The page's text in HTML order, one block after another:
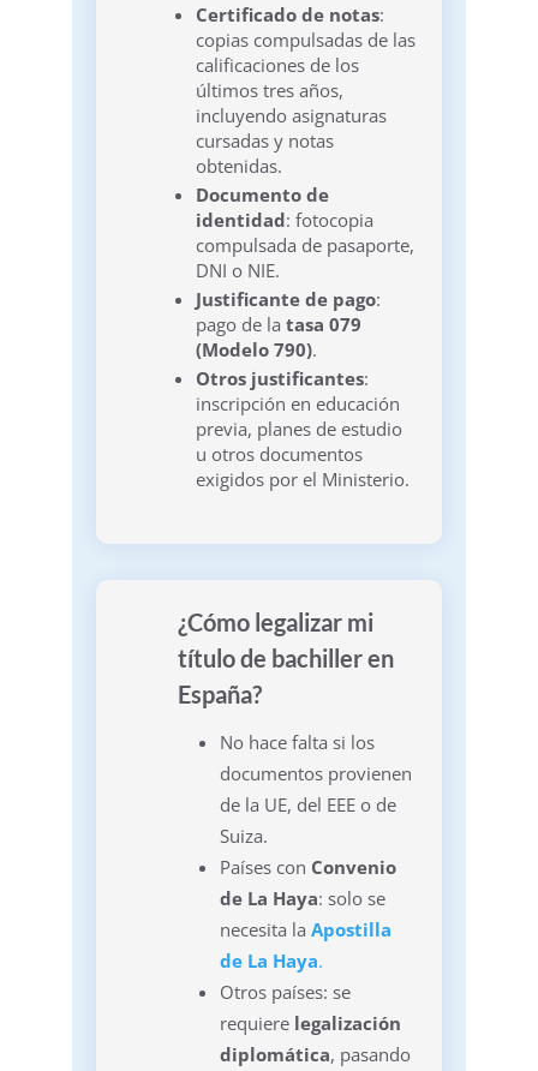
Certificado de notas:
copias compulsadas de las
calificaciones de los
últimos tres años,
incluyendo asignaturas
cursadas y notas
obtenidas.
Documento de
identidad: fotocopia
compulsada de pasaporte,
DNI o NIE.
Justificante de pago:
pago de la tasa 079
(Modelo 790).
Otros justificantes:
inscripción en educación
previa, planes de estudio
u otros documentos
exigidos por el Ministerio.
¿Cómo legalizar mi
título de bachiller en
España?
No hace falta si los
documentos provienen
de la UE, del EEE o de
Suiza.
Países con Convenio
de La Haya: solo se
necesita la Apostilla
de La Haya.
Otros países: se
requiere legalización
diplomática, pasando